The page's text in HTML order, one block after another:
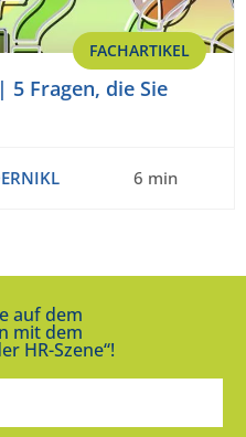
FACHARTIKEL
Fragen, die Sie
6 min
auf dem
mit dem
HR-Szene“!